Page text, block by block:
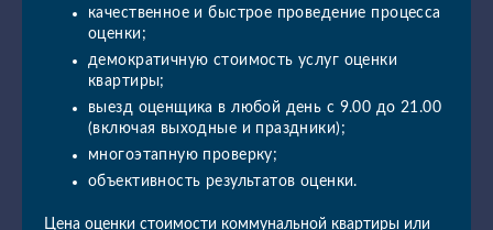
качественное и быстрое проведение процесса
оценки;
демократичную стоимость услуг оценки
квартиры;
выезд оценщика в любой день с 9.00 до 21.00
(включая выходные и праздники);
многоэтапную проверку;
объективность результатов оценки.
Цена оценки стоимости коммунальной квартиры или